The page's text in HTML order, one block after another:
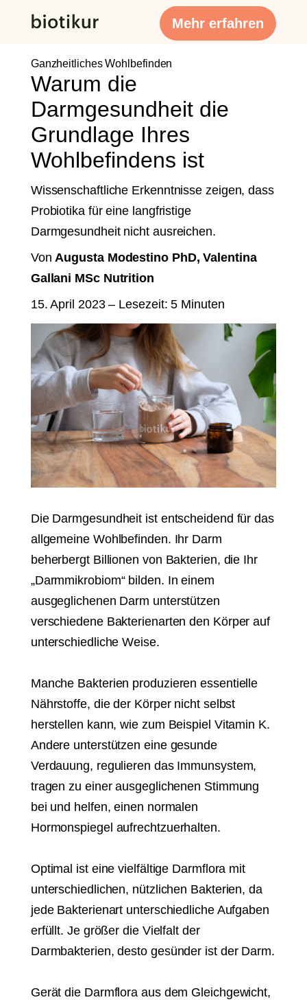
Mehr erfahren
Ganzheitliches Wohlbefinden
Warum die
Darmgesundheit die
Grundlage Ihres
Wohlbefindens ist
Wissenschaftliche Erkenntnisse zeigen, dass
Probiotika für eine langfristige
Darmgesundheit nicht ausreichen.
Von Augusta Modestino PhD, Valentina
Gallani MSc Nutrition
15. April 2023 – Lesezeit: 5 Minuten
Die Darmgesundheit ist entscheidend für das
allgemeine Wohlbefinden. Ihr Darm
beherbergt Billionen von Bakterien, die Ihr
„Darmmikrobiom“ bilden. In einem
ausgeglichenen Darm unterstützen
verschiedene Bakterienarten den Körper auf
unterschiedliche Weise.
Manche Bakterien produzieren essentielle
Nährstoffe, die der Körper nicht selbst
herstellen kann, wie zum Beispiel Vitamin K.
Andere unterstützen eine gesunde
Verdauung, regulieren das Immunsystem,
tragen zu einer ausgeglichenen Stimmung
bei und helfen, einen normalen
Hormonspiegel aufrechtzuerhalten.
Optimal ist eine vielfältige Darmflora mit
unterschiedlichen, nützlichen Bakterien, da
jede Bakterienart unterschiedliche Aufgaben
erfüllt. Je größer die Vielfalt der
Darmbakterien, desto gesünder ist der Darm.
Gerät die Darmflora aus dem Gleichgewicht,